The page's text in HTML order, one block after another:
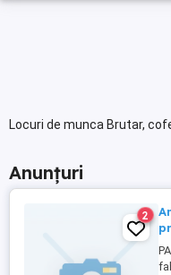
Locuri de munca Brutar,
Anunțuri
2